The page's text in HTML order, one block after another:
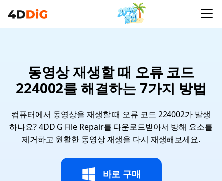
동영상 재생할 때 오류 코드
224002를 해결하는 7가지 방법
컴퓨터에서 동영상을 재생할 때 오류 코드 224002가 발생
하나요? 4DDiG File Repair를 다운로드받아서 방해 요소를
제거하고 원활한 동영상 재생을 다시 재생해보세요.
바로 구매